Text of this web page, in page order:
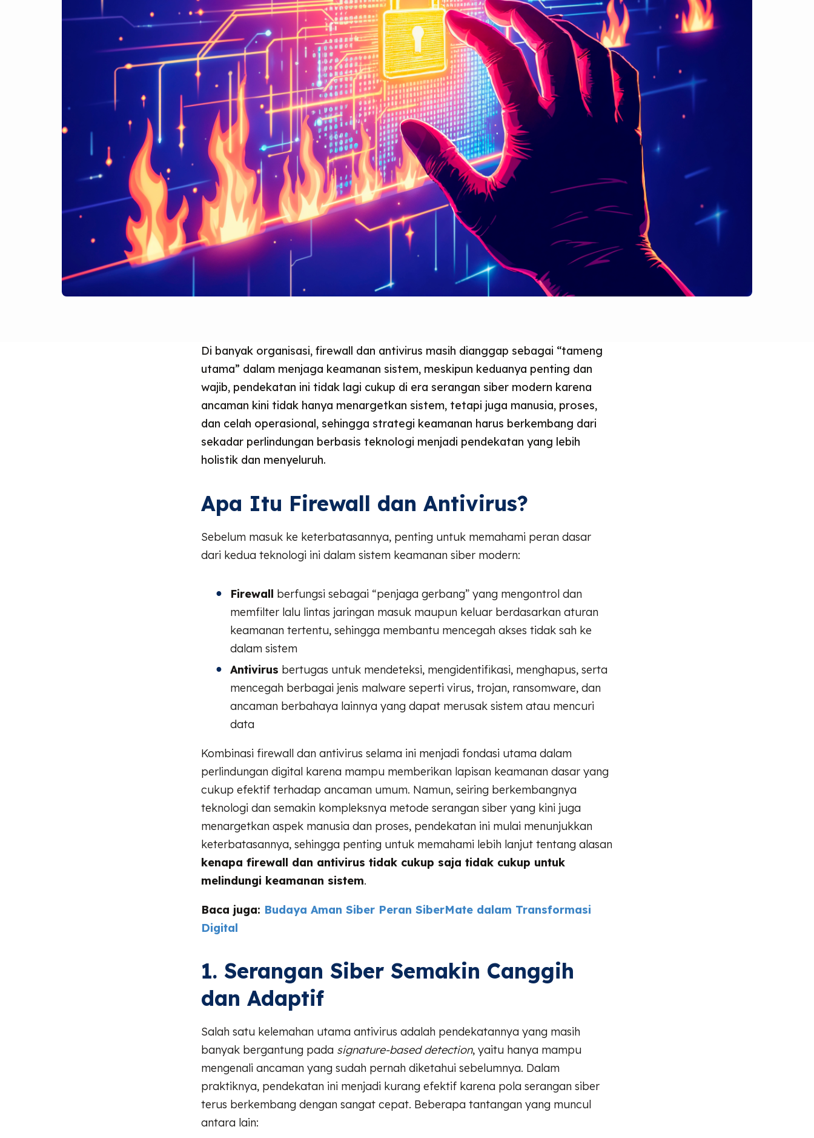
Di banyak organisasi, firewall dan antivirus masih dianggap sebagai “tameng
utama” dalam menjaga keamanan sistem, meskipun keduanya penting dan
wajib, pendekatan ini tidak lagi cukup di era serangan siber modern karena
ancaman kini tidak hanya menargetkan sistem, tetapi juga manusia, proses,
dan celah operasional, sehingga strategi keamanan harus berkembang dari
sekadar perlindungan berbasis teknologi menjadi pendekatan yang lebih
holistik dan menyeluruh.
Apa Itu Firewall dan Antivirus?
Sebelum masuk ke keterbatasannya, penting untuk memahami peran dasar
dari kedua teknologi ini dalam sistem keamanan siber modern:
Firewall berfungsi sebagai “penjaga gerbang” yang mengontrol dan
memfilter lalu lintas jaringan masuk maupun keluar berdasarkan aturan
keamanan tertentu, sehingga membantu mencegah akses tidak sah ke
dalam sistem
Antivirus bertugas untuk mendeteksi, mengidentifikasi, menghapus, serta
mencegah berbagai jenis malware seperti virus, trojan, ransomware, dan
ancaman berbahaya lainnya yang dapat merusak sistem atau mencuri
data
Kombinasi firewall dan antivirus selama ini menjadi fondasi utama dalam
perlindungan digital karena mampu memberikan lapisan keamanan dasar yang
cukup efektif terhadap ancaman umum. Namun, seiring berkembangnya
teknologi dan semakin kompleksnya metode serangan siber yang kini juga
menargetkan aspek manusia dan proses, pendekatan ini mulai menunjukkan
keterbatasannya, sehingga penting untuk memahami lebih lanjut tentang alasan
kenapa firewall dan antivirus tidak cukup saja tidak cukup untuk
melindungi keamanan sistem.
Baca juga: Budaya Aman Siber Peran SiberMate dalam Transformasi
Digital
1. Serangan Siber Semakin Canggih
dan Adaptif
Salah satu kelemahan utama antivirus adalah pendekatannya yang masih
banyak bergantung pada signature-based detection, yaitu hanya mampu
mengenali ancaman yang sudah pernah diketahui sebelumnya. Dalam
praktiknya, pendekatan ini menjadi kurang efektif karena pola serangan siber
terus berkembang dengan sangat cepat. Beberapa tantangan yang muncul
antara lain: